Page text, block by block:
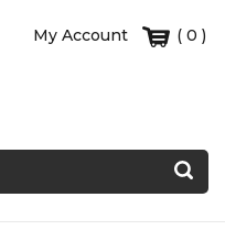
( 0 )
My Account